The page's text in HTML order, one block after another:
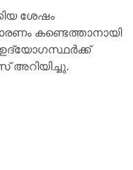
ശേഷം
കണ്ടെത്താനായി